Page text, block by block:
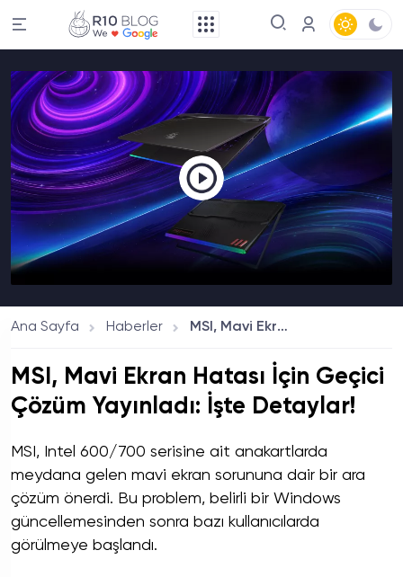
Ana Sayfa Haberler MSI, Mavi Ekran Hatası İçin Geçici Çözüm Yayınladı: İşte Detaylar!
MSI, Mavi Ekran Hatası İçin Geçici
Çözüm Yayınladı: İşte Detaylar!
MSI, Intel 600/700 serisine ait anakartlarda
meydana gelen mavi ekran sorununa dair bir ara
çözüm önerdi. Bu problem, belirli bir Windows
güncellemesinden sonra bazı kullanıcılarda
görülmeye başlandı.